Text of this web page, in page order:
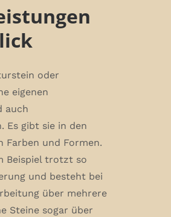
oder
eigenen
auch
Es gibt sie in den
Farben und Formen.
Beispiel trotzt so
und besteht bei
über mehrere
Steine sogar über